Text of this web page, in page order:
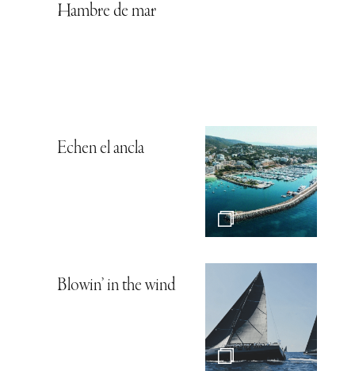
Hambre de mar
Echen el ancla
Blowin’ in the wind